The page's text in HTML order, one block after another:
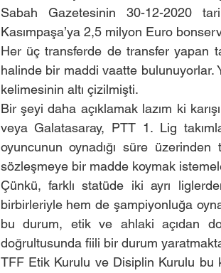
Sabah Gazetesinin 30-12-2020
Kasımpaşa’ya 2,5 milyon Euro
Her üç transferde de transfer yapan
halinde bir maddi vaatte bulunuyorlar.
kelimesinin altı çizilmişti.
Bir şeyi daha açıklamak lazım ki
veya Galatasaray, PTT 1. Lig
oyuncunun oynadığı süre
sözleşmeye bir madde koymak
Çünkü, farklı statüde iki ayrı
birbirleriyle hem de şampiyonluğa
bu durum, etik ve ahlaki açıdan
doğrultusunda fiili bir durum
TFF Etik Kurulu ve Disiplin Kurulu bu